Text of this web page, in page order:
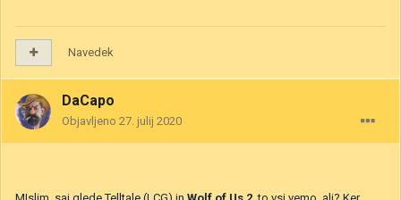
Navedek
DaCapo
Objavljeno 27. julij 2020